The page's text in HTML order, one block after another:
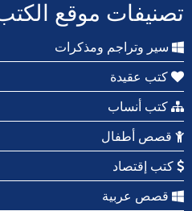
تصنيفات موقع
سير وتراجم ومذكرات
كتب عقيدة
كتب أنساب
قصص أطفال
كتب إقتصاد
قصص عربية